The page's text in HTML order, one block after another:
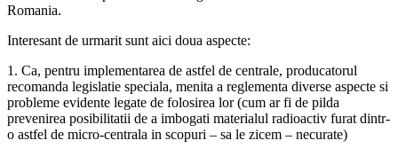
Romania.
Interesant de urmarit sunt aici doua aspecte:
1. Ca, pentru implementarea de astfel de centrale, producatorul
recomanda legislatie speciala, menita a reglementa diverse aspecte si
probleme evidente legate de folosirea lor (cum ar fi de pilda
prevenirea posibilitatii de a imbogati materialul radioactiv furat dintr-
o astfel de micro-centrala in scopuri – sa le zicem – necurate)